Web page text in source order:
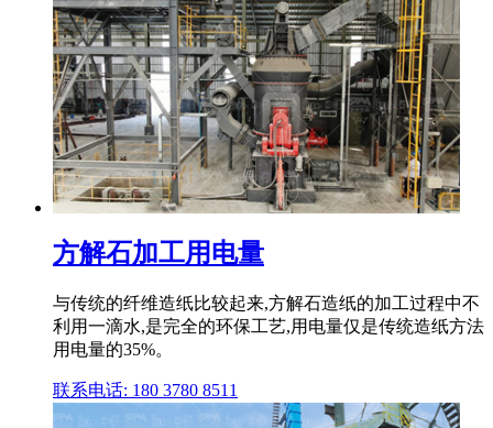
方解石加工用电量
与传统的纤维造纸比较起来,方解石造纸的加工过程中不
利用一滴水,是完全的环保工艺,用电量仅是传统造纸方法
用电量的35%。
联系电话: 180 3780 8511